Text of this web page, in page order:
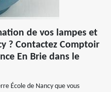
de vos lampes et
? Contactez Comptoir
En Brie dans le
École de Nancy que vous